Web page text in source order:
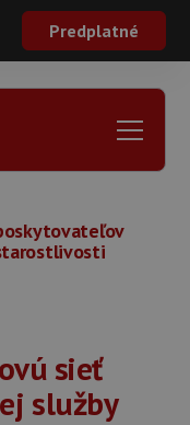
Predplatné
sieť
služby